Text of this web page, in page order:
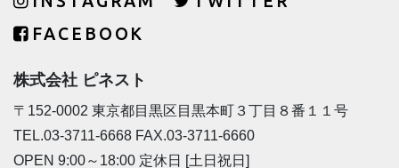
FACEBOOK
株式会社 ピネスト
〒152-0002 東京都目黒区目黒本町３丁目８番１１号
TEL.03-3711-6668 FAX.03-3711-6660
OPEN 9:00～18:00 定休日 [土日祝日]